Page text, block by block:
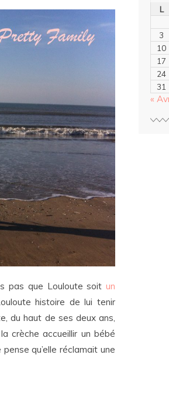
pas que Louloute soit un
histoire de lui tenir
du haut de ses deux ans,
crèche accueillir un bébé
qu’elle réclamait une
L
3
10
17
24
31
«